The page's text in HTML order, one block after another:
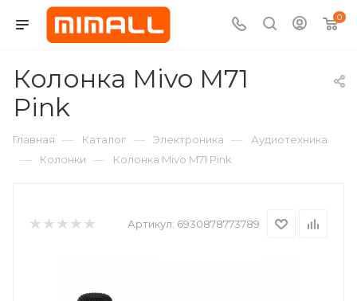
0
Колонка Mivo M71
Pink
Главная — Каталог — Электроника — Аудиотехника
— Колонки — Колонка Mivo M71 Pink
Артикул: 6930878773789